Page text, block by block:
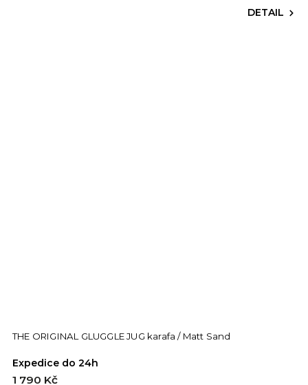
DETAIL
THE ORIGINAL GLUGGLE JUG karafa / Matt Sand
Expedice do 24h
1 790 Kč